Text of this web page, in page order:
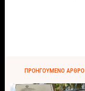
ΠΡΟΗΓΟΎΜΕΝΟ ΆΡΘΡΟ